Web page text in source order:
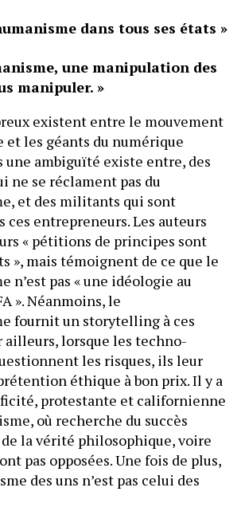
dans tous ses états »
une manipulation des
manipuler. »
existent entre le mouvement
les géants du numérique
une ambiguïté existe entre, des
ne se réclament pas du
et des militants qui sont
ces entrepreneurs. Les auteurs
« pétitions de principes sont
», mais témoignent de ce que le
n’est pas « une idéologie au
». Néanmoins, le
fournit un storytelling à ces
ailleurs, lorsque les techno-
les risques, ils leur
éthique à bon prix. Il y a
protestante et californienne
où recherche du succès
la vérité philosophique, voire
pas opposées. Une fois de plus,
des uns n’est pas celui des